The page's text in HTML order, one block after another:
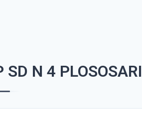
N 4 PLOSOSARI